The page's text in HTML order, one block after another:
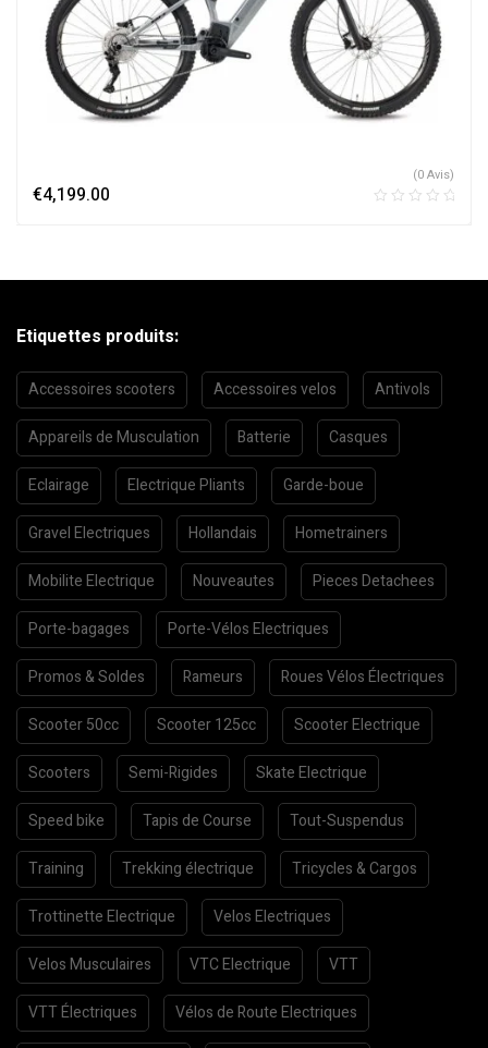
€4,199.00
(0 Avis)
Etiquettes produits:
Accessoires scooters Accessoires velos Antivols
Appareils de Musculation Batterie Casques
Eclairage Electrique Pliants Garde-boue
Gravel Electriques Hollandais Hometrainers
Mobilite Electrique Nouveautes Pieces Detachees
Porte-bagages Porte-Vélos Electriques
Promos & Soldes Rameurs Roues Vélos Électriques
Scooter 50cc Scooter 125cc Scooter Electrique
Scooters Semi-Rigides Skate Electrique
Speed bike Tapis de Course Tout-Suspendus
Training Trekking électrique Tricycles & Cargos
Trottinette Electrique Velos Electriques
Velos Musculaires VTC Electrique VTT
VTT Électriques Vélos de Route Electriques